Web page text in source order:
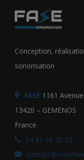
Conception,
sonorisation
FASE 1161
13420 – GEMENOS
France
04 81 68 30 09